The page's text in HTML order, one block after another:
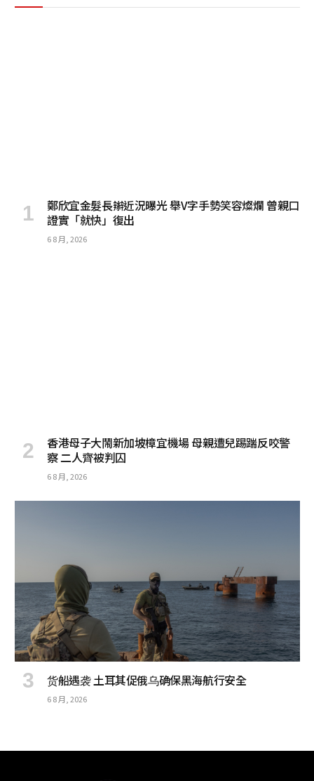
鄭欣宜金髮長辮近況曝光 舉V字手勢笑容燦爛 曾親口
證實「就快」復出
6 8 月, 2026
香港母子大鬧新加坡樟宜機場 母親遭兒踢踹反咬警
察 二人齊被判囚
6 8 月, 2026
货船遇袭 土耳其促俄乌确保黑海航行安全
6 8 月, 2026